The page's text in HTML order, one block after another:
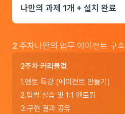
나만의 과제 1개 + 설치 완료
2 주차나만의 업무 에이전트 구축
2주차 커리큘럼
1.멘토 특강 (에이전트 만들기)
2.팀별 실습 및 1:1 멘토링
3.구현 결과 공유